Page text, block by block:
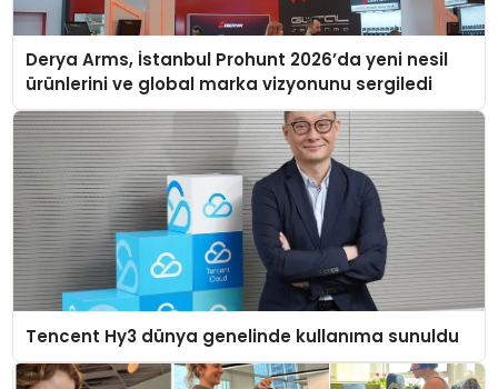
Derya Arms, İstanbul Prohunt 2026’da yeni nesil
ürünlerini ve global marka vizyonunu sergiledi
Tencent Hy3 dünya genelinde kullanıma sunuldu